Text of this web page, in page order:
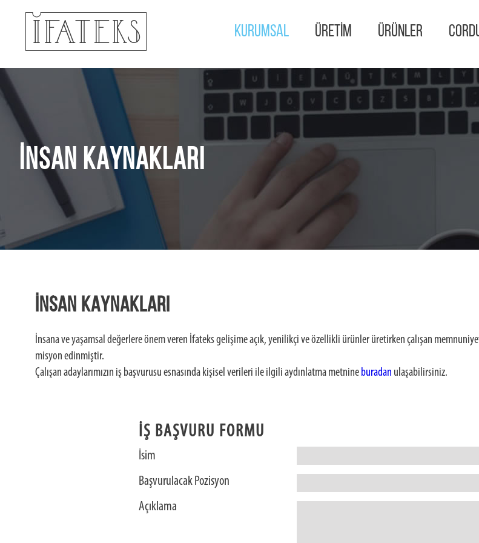
KURUMSAL ÜRETİM ÜRÜNLER
İNSAN KAYNAKLARI
İNSAN KAYNAKLARI
İnsana ve yaşamsal değerlere önem veren İfateks gelişime açık, yenilikçi ve özellikli ürünler üretirken çalışan
misyon edinmiştir.
Çalışan adaylarımızın iş başvurusu esnasında kişisel verileri ile ilgili aydınlatma metnine buradan ulaşabilirsiniz.
İŞ BAŞVURU FORMU
İsim
Başvurulacak Pozisyon
Açıklama